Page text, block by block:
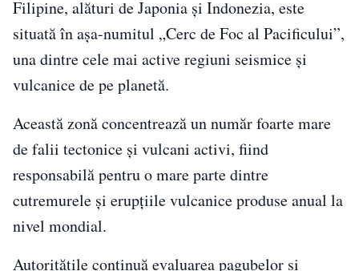
Filipine, alături de Japonia și Indonezia, este
situată în așa-numitul „Cerc de Foc al Pacificului”,
una dintre cele mai active regiuni seismice și
vulcanice de pe planetă.
Această zonă concentrează un număr foarte mare
de falii tectonice și vulcani activi, fiind
responsabilă pentru o mare parte dintre
cutremurele și erupțiile vulcanice produse anual la
nivel mondial.
Autoritățile continuă evaluarea pagubelor și